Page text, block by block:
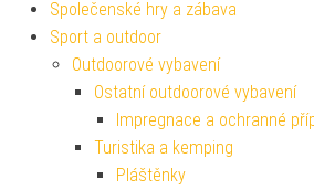
Společenské hry a zábava
Sport a outdoor
Outdoorové vybavení
Ostatní outdoorové vybavení
Impregnace a ochranné
Turistika a kemping
Pláštěnky